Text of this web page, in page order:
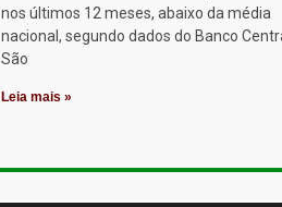
nos últimos 12 meses, abaixo da média
nacional, segundo dados do Banco
São
Leia mais »